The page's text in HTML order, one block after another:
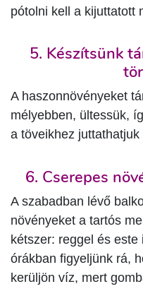
pótolni kell a kijuttatott
5. Készítsünk
A haszonnövényeket
mélyebben, ültessük,
a töveikhez
6. Cserepes
A szabadban lévő
növényeket a tartós
kétszer: reggel és
órákban figyeljünk rá,
kerüljön víz, mert